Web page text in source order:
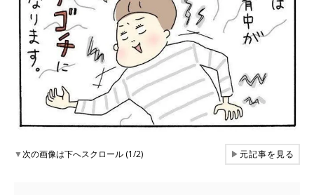
▼次の画像は下へスクロール (1/2) ▶元記事を見る